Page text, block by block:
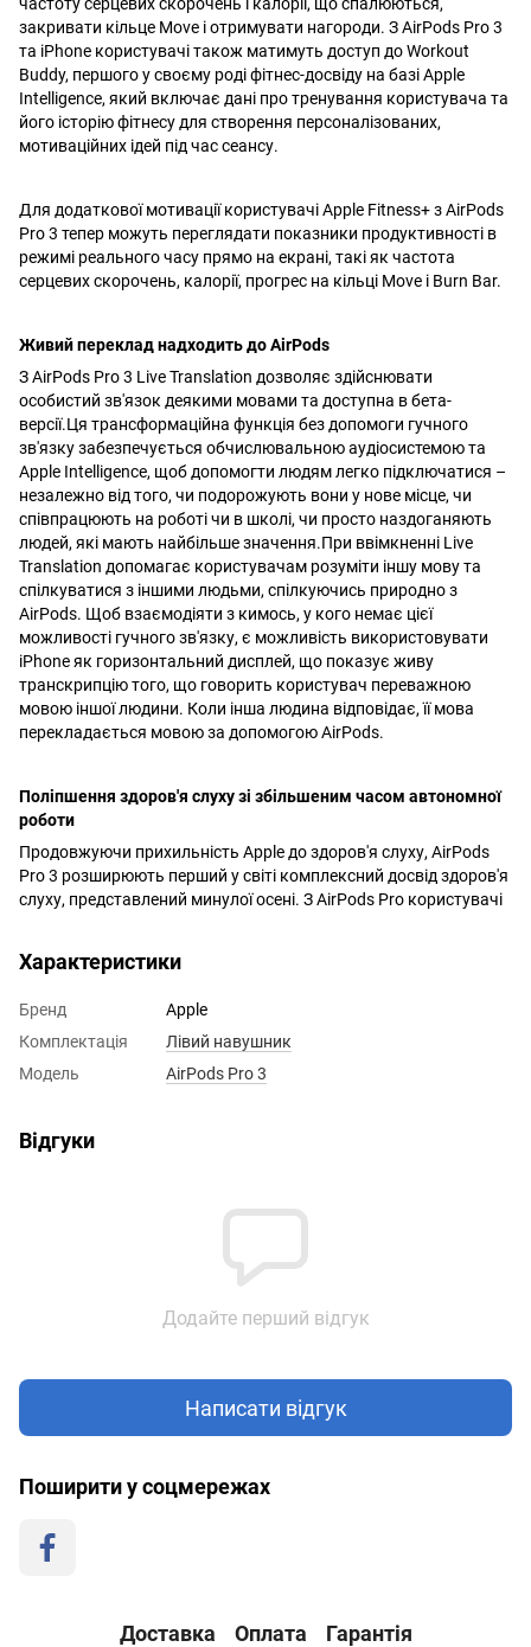
закривати кільце Move і отримувати нагороди. З AirPods Pro 3
та iPhone користувачі також матимуть доступ до Workout
Buddy, першого у своєму роді фітнес-досвіду на базі Apple
Intelligence, який включає дані про тренування користувача та
його історію фітнесу для створення персоналізованих,
мотиваційних ідей під час сеансу.
Для додаткової мотивації користувачі Apple Fitness+ з AirPods
Pro 3 тепер можуть переглядати показники продуктивності в
режимі реального часу прямо на екрані, такі як частота
серцевих скорочень, калорії, прогрес на кільці Move і Burn Bar.
Живий переклад надходить до AirPods
З AirPods Pro 3 Live Translation дозволяє здійснювати
особистий зв'язок деякими мовами та доступна в бета-
версії.Ця трансформаційна функція без допомоги гучного
зв'язку забезпечується обчислювальною аудіосистемою та
Apple Intelligence, щоб допомогти людям легко підключатися –
незалежно від того, чи подорожують вони у нове місце, чи
співпрацюють на роботі чи в школі, чи просто наздоганяють
людей, які мають найбільше значення.При ввімкненні Live
Translation допомагає користувачам розуміти іншу мову та
спілкуватися з іншими людьми, спілкуючись природно з
AirPods. Щоб взаємодіяти з кимось, у кого немає цієї
можливості гучного зв'язку, є можливість використовувати
iPhone як горизонтальний дисплей, що показує живу
транскрипцію того, що говорить користувач переважною
мовою іншої людини. Коли інша людина відповідає, її мова
перекладається мовою за допомогою AirPods.
Поліпшення здоров'я слуху зі збільшеним часом автономної
роботи
Продовжуючи прихильність Apple до здоров'я слуху, AirPods
Pro 3 розширюють перший у світі комплексний досвід здоров'я
слуху, представлений минулої осені. З AirPods Pro користувачі
Характеристики
Бренд
Apple
Комплектація
Лівий навушник
Модель
AirPods Pro 3
Відгуки
Додайте перший відгук
Написати відгук
Поширити у соцмережах
Доставка Оплата Гарантія